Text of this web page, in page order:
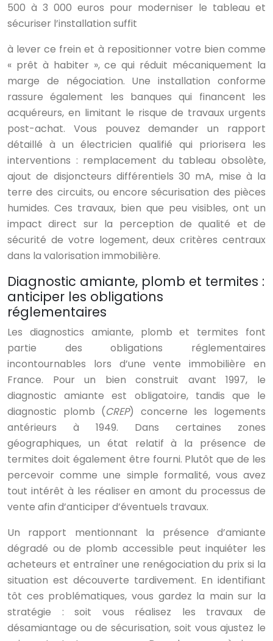
500 à 3 000 euros pour moderniser le tableau et
sécuriser l’installation suffit
à lever ce frein et à repositionner votre bien comme
« prêt à habiter », ce qui réduit mécaniquement la
marge de négociation. Une installation conforme
rassure également les banques qui financent les
acquéreurs, en limitant le risque de travaux urgents
post-achat. Vous pouvez demander un rapport
détaillé à un électricien qualifié qui priorisera les
interventions : remplacement du tableau obsolète,
ajout de disjoncteurs différentiels 30 mA, mise à la
terre des circuits, ou encore sécurisation des pièces
humides. Ces travaux, bien que peu visibles, ont un
impact direct sur la perception de qualité et de
sécurité de votre logement, deux critères centraux
dans la valorisation immobilière.
Diagnostic amiante, plomb et termites :
anticiper les obligations
réglementaires
Les diagnostics amiante, plomb et termites font
partie des obligations réglementaires
incontournables lors d’une vente immobilière en
France. Pour un bien construit avant 1997, le
diagnostic amiante est obligatoire, tandis que le
diagnostic plomb (CREP) concerne les logements
antérieurs à 1949. Dans certaines zones
géographiques, un état relatif à la présence de
termites doit également être fourni. Plutôt que de les
percevoir comme une simple formalité, vous avez
tout intérêt à les réaliser en amont du processus de
vente afin d’anticiper d’éventuels travaux.
Un rapport mentionnant la présence d’amiante
dégradé ou de plomb accessible peut inquiéter les
acheteurs et entraîner une renégociation du prix si la
situation est découverte tardivement. En identifiant
tôt ces problématiques, vous gardez la main sur la
stratégie : soit vous réalisez les travaux de
désamiantage ou de sécurisation, soit vous ajustez le